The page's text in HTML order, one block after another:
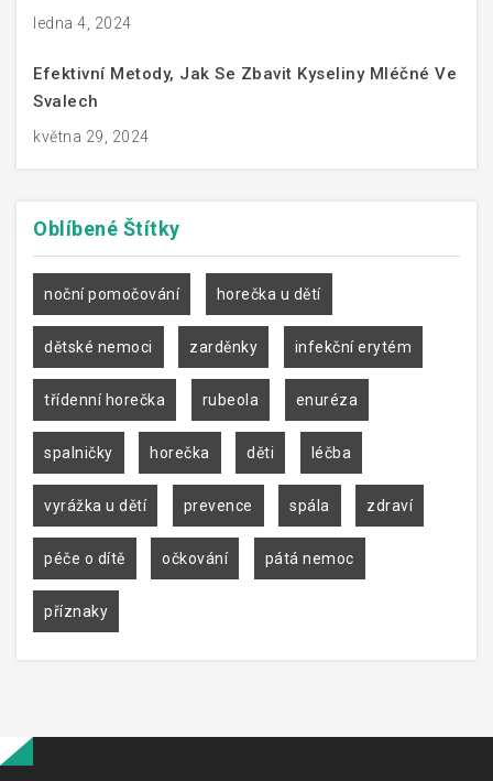
ledna 4, 2024
Efektivní Metody, Jak Se Zbavit Kyseliny Mléčné Ve
Svalech
května 29, 2024
Oblíbené Štítky
noční pomočování horečka u dětí
dětské nemoci zarděnky infekční erytém
třídenní horečka rubeola enuréza
spalničky horečka děti léčba
vyrážka u dětí prevence spála zdraví
péče o dítě očkování pátá nemoc
příznaky